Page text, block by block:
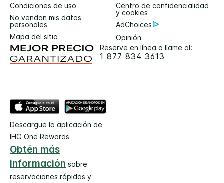
Condiciones de uso
Centro de confidencialidad
y cookies
No vendan mis datos
personales
AdChoices
Mapa del sitio
Opinión
Reserve en línea o llame al:
1 877 834 3613
Descargue la aplicación de
IHG One Rewards
Obtén más
información sobre
reservaciones rápidas y